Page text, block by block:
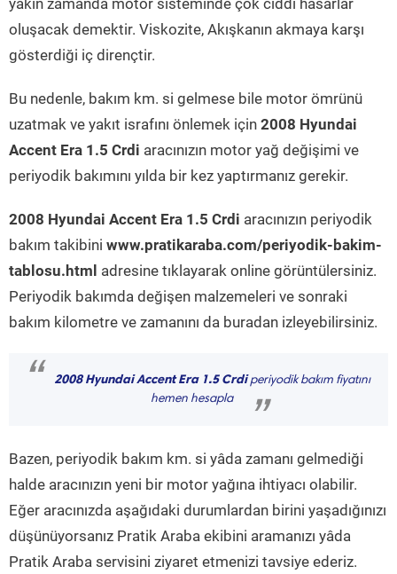
yakın zamanda motor sisteminde çok ciddi hasarlar
oluşacak demektir. Viskozite, Akışkanın akmaya karşı
gösterdiği iç dirençtir.
Bu nedenle, bakım km. si gelmese bile motor ömrünü
uzatmak ve yakıt israfını önlemek için 2008 Hyundai
Accent Era 1.5 Crdi aracınızın motor yağ değişimi ve
periyodik bakımını yılda bir kez yaptırmanız gerekir.
2008 Hyundai Accent Era 1.5 Crdi aracınızın periyodik
bakım takibini www.pratikaraba.com/periyodik-bakim-
tablosu.html adresine tıklayarak online görüntülersiniz.
Periyodik bakımda değişen malzemeleri ve sonraki
bakım kilometre ve zamanını da buradan izleyebilirsiniz.
“ 2008 Hyundai Accent Era 1.5 Crdiperiyodik bakım fiyatını
hemen hesapla
”
Bazen, periyodik bakım km. si yâda zamanı gelmediği
halde aracınızın yeni bir motor yağına ihtiyacı olabilir.
Eğer aracınızda aşağıdaki durumlardan birini yaşadığınızı
düşünüyorsanız Pratik Araba ekibini aramanızı yâda
Pratik Araba servisini ziyaret etmenizi tavsiye ederiz.